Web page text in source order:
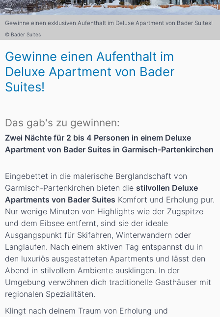
Gewinne einen exklusiven Aufenthalt im Deluxe Apartment von Bader Suites!
© Bader Suites
Gewinne einen Aufenthalt im
Deluxe Apartment von Bader
Suites!
Das gab's zu gewinnen:
Zwei Nächte für 2 bis 4 Personen in einem Deluxe
Apartment von Bader Suites in Garmisch-Partenkirchen
Eingebettet in die malerische Berglandschaft von
Garmisch-Partenkirchen bieten die stilvollen Deluxe
Apartments von Bader Suites Komfort und Erholung pur.
Nur wenige Minuten von Highlights wie der Zugspitze
und dem Eibsee entfernt, sind sie der ideale
Ausgangspunkt für Skifahren, Winterwandern oder
Langlaufen. Nach einem aktiven Tag entspannst du in
den luxuriös ausgestatteten Apartments und lässt den
Abend in stilvollem Ambiente ausklingen. In der
Umgebung verwöhnen dich traditionelle Gasthäuser mit
regionalen Spezialitäten.
Klingt nach deinem Traum von Erholung und